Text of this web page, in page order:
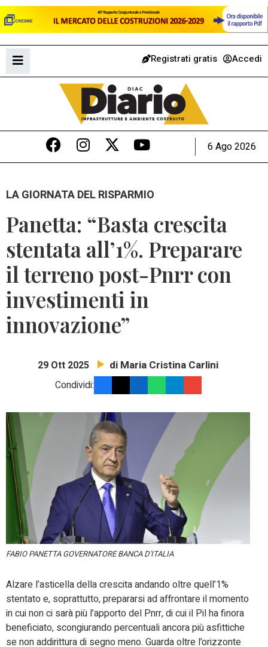
Registrati gratis Accedi
6 Ago 2026
LA GIORNATA DEL RISPARMIO
Panetta: “Basta crescita
stentata all’1%. Preparare
il terreno post-Pnrr con
investimenti in
innovazione”
29 Ott 2025 di Maria Cristina Carlini
Condividi:
FABIO PANETTA GOVERNATORE BANCA D'ITALIA
Alzare l’asticella della crescita andando oltre quell’1%
stentato e, soprattutto, prepararsi ad affrontare il momento
in cui non ci sarà più l’apporto del Pnrr, di cui il Pil ha finora
beneficiato, scongiurando percentuali ancora più asfittiche
se non addirittura di segno meno. Guarda oltre l’orizzonte